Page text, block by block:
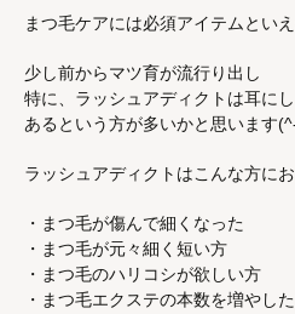
まつ毛ケアには必須アイテムとい
少し前からマツ育が流行り出し
特に、ラッシュアディクトは耳に
あるという方が多いかと思います
ラッシュアディクトはこんな方に
・まつ毛が傷んで細くなった
・まつ毛が元々細く短い方
・まつ毛のハリコシが欲しい方
・まつ毛エクステの本数を増やし